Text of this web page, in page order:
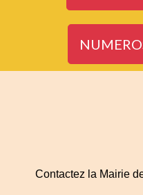
Contactez la Mairie